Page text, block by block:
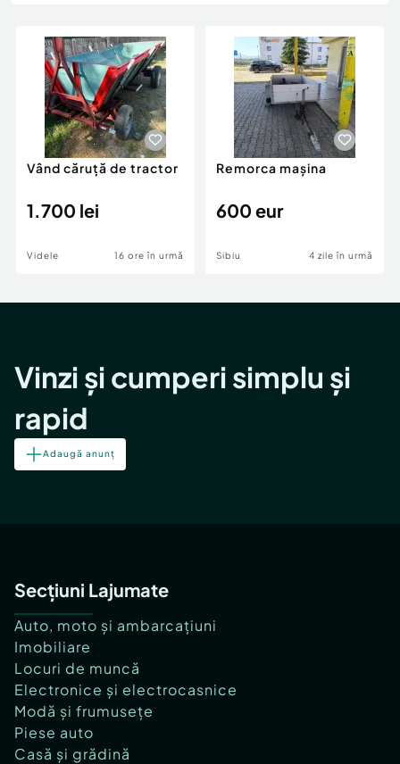
Animale de companie
Afaceri și echipamente profesionale
Inchiriere Bunuri si Vehicule
Piese auto si accesorii
Dacia Duster
Vând căruță de tractor
1.700 lei
Videle 16 ore în urmă
Remorca mașina
600 eur
Sibiu 4 zile în urmă
Vinzi și cumperi simplu și
rapid
Adaugă anunț
Secțiuni Lajumate
Auto, moto și ambarcațiuni
Imobiliare
Locuri de muncă
Electronice și electrocasnice
Modă și frumusețe
Piese auto
Casă și grădină